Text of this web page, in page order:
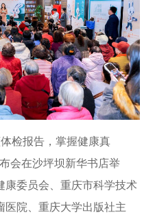
检报告，掌握健康真
会在沙坪坝新华书店举
康委员会、重庆市科学技术
医院、重庆大学出版社主